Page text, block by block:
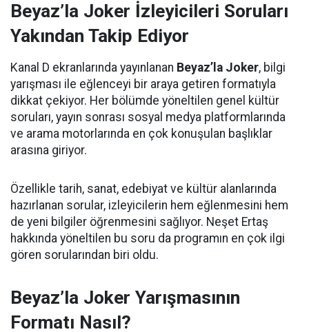
Beyaz’la Joker İzleyicileri Soruları
Yakından Takip Ediyor
Kanal D ekranlarında yayınlanan Beyaz’la Joker, bilgi
yarışması ile eğlenceyi bir araya getiren formatıyla
dikkat çekiyor. Her bölümde yöneltilen genel kültür
soruları, yayın sonrası sosyal medya platformlarında
ve arama motorlarında en çok konuşulan başlıklar
arasına giriyor.
Özellikle tarih, sanat, edebiyat ve kültür alanlarında
hazırlanan sorular, izleyicilerin hem eğlenmesini hem
de yeni bilgiler öğrenmesini sağlıyor. Neşet Ertaş
hakkında yöneltilen bu soru da programın en çok ilgi
gören sorularından biri oldu.
Beyaz’la Joker Yarışmasının
Formatı Nasıl?